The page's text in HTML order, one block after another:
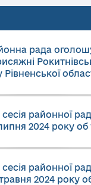
рада
районної
2024 року об
районної
2024 року